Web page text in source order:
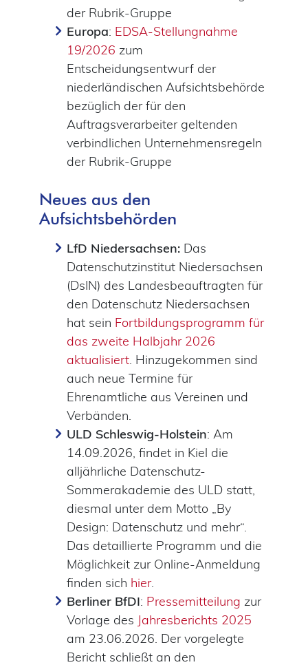
der Rubrik-Gruppe
Europa: EDSA-Stellungnahme
19/2026 zum
Entscheidungsentwurf der
niederländischen Aufsichtsbehörde
bezüglich der für den
Auftragsverarbeiter geltenden
verbindlichen Unternehmensregeln
der Rubrik-Gruppe
Neues aus den
Aufsichtsbehörden
LfD Niedersachsen:Das
Datenschutzinstitut Niedersachsen
(DsIN) des Landesbeauftragten für
den Datenschutz Niedersachsen
hat sein Fortbildungsprogramm für
das zweite Halbjahr 2026
aktualisiert. Hinzugekommen sind
auch neue Termine für
Ehrenamtliche aus Vereinen und
Verbänden.
ULD Schleswig-Holstein: Am
14.09.2026, findet in Kiel die
alljährliche Datenschutz-
Sommerakademie des ULD statt,
diesmal unter dem Motto „By
Design: Datenschutz und mehr“.
Das detaillierte Programm und die
Möglichkeit zur Online-Anmeldung
finden sich hier.
Berliner BfDI: Pressemitteilung zur
Vorlage des Jahresberichts 2025
am 23.06.2026. Der vorgelegte
Bericht schließt an den